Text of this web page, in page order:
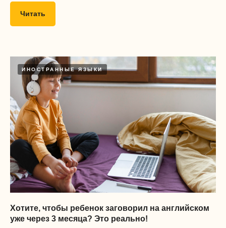
Читать
ИНОСТРАННЫЕ ЯЗЫКИ
Хотите, чтобы ребенок заговорил на английском
уже через 3 месяца? Это реально!